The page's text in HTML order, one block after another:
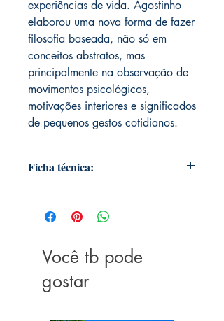
experiências de vida. Agostinho
elaborou uma nova forma de fazer
filosofia baseada, não só em
conceitos abstratos, mas
principalmente na observação de
movimentos psicológicos,
motivações interiores e significados
de pequenos gestos cotidianos.
Ficha técnica:
novembro 2019)
Idioma ‏ : ‎ Português
ISBN-13 ‏ : ‎ 978-8594318916
Dimensões ‏ : ‎ 15.24 x 1.65 x 22.86
Você tb pode
gostar